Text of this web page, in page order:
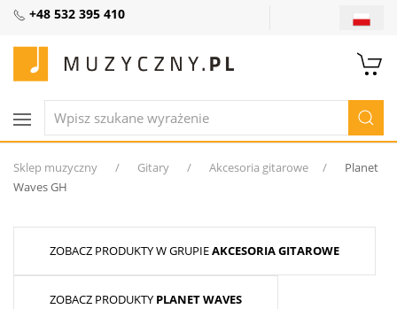
+48 532 395 410
Sklep muzyczny Gitary Akcesoria gitarowe
Planet
Waves GH
ZOBACZ PRODUKTY W GRUPIEAKCESORIA GITAROWE
ZOBACZ PRODUKTY PLANET WAVES